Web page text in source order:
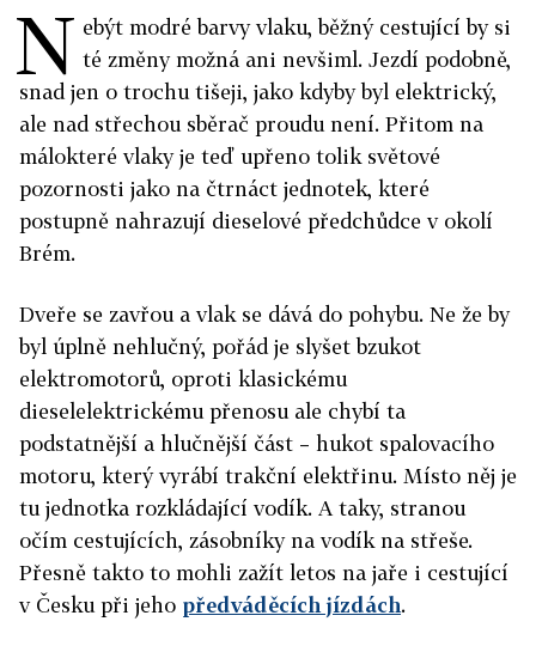
N ebýt modré barvy vlaku, běžný cestující by si
té změny možná ani nevšiml. Jezdí podobně,
snad jen o trochu tišeji, jako kdyby byl elektrický,
ale nad střechou sběrač proudu není. Přitom na
málokteré vlaky je teď upřeno tolik světové
pozornosti jako na čtrnáct jednotek, které
postupně nahrazují dieselové předchůdce v okolí
Brém.
Dveře se zavřou a vlak se dává do pohybu. Ne že by
byl úplně nehlučný, pořád je slyšet bzukot
elektromotorů, oproti klasickému
dieselelektrickému přenosu ale chybí ta
podstatnější a hlučnější část – hukot spalovacího
motoru, který vyrábí trakční elektřinu. Místo něj je
tu jednotka rozkládající vodík. A taky, stranou
očím cestujících, zásobníky na vodík na střeše.
Přesně takto to mohli zažít letos na jaře i cestující
v Česku při jeho předváděcích jízdách.